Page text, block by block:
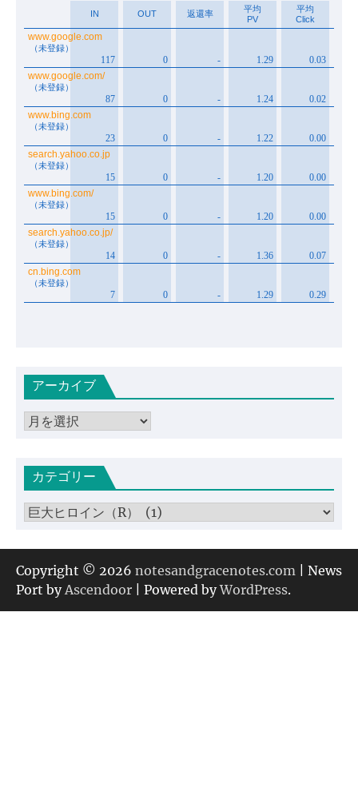
アーカイブ
ア
イカテゴリー
カ
ゴ
リ
ー
Copyright © 2026 notesandgracenotes.com | News
Port byAscendoor | Powered byWordPress.